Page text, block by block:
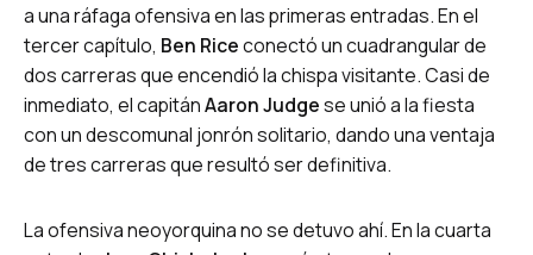
a una ráfaga ofensiva en las primeras entradas. En el
tercer capítulo, Ben Riceconectó un cuadrangular de
dos carreras que encendió la chispa visitante. Casi de
inmediato, el capitánAaron Judgese unió a la fiesta
con un descomunal jonrón solitario, dando una ventaja
de tres carreras que resultó ser definitiva.
La ofensiva neoyorquina no se detuvo ahí. En la cuarta